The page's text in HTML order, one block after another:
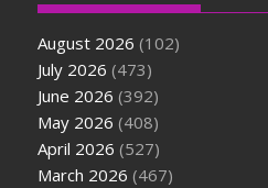
August 2026 (102)
July 2026 (473)
June 2026 (392)
May 2026 (408)
April 2026 (527)
March 2026 (467)